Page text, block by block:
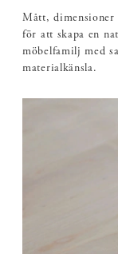
Mått, dimensioner
för att skapa en
möbelfamilj med
materialkänsla.